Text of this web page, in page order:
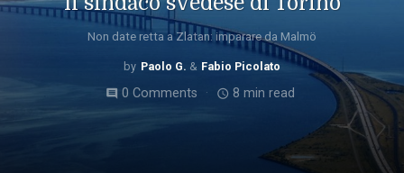
Non date retta a Zlatan: imparare da Malmö
Paolo G. Fabio Picolato
comment0 Comments access_time 8 min read